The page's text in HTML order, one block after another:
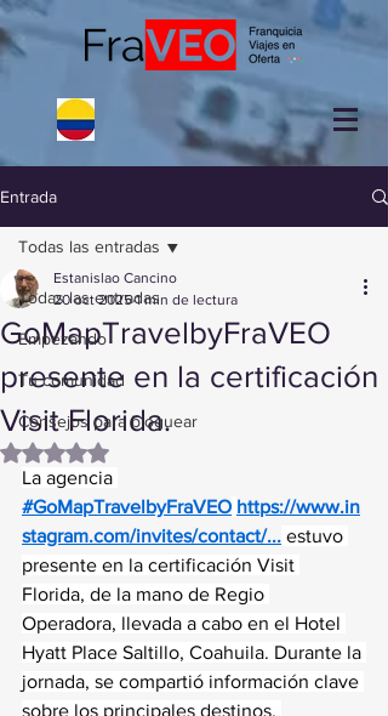
Entrada
Todas las entradas
Empezando
Tu comunidad
Consejos para bloguear
Todas las entradas
GoMapTravelbyFraVEO
presente en la certificación
Visit Florida.
Estanislao Cancino
20 oct 2025 1 min de lectura
Obtuvo NaN de 5 estrellas.
La agencia
#GoMapTravelbyFraVEO https://www.in
stagram.com/invites/contact/... estuvo
presente en la certificación Visit
Florida, de la mano de Regio
Operadora, llevada a cabo en el Hotel
Hyatt Place Saltillo, Coahuila. Durante la
jornada, se compartió información clave
sobre los principales destinos,